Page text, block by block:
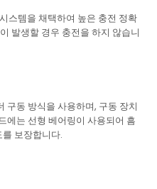
스템을 채택하여 높은 충전 정확
발생할 경우 충전을 하지 않습니
구동 방식을 사용하며, 구동 장치
에는 선형 베어링이 사용되어 흠
보장합니다.